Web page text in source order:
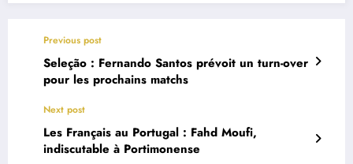
Previous post
Seleção : Fernando Santos prévoit un turn-over
pour les prochains matchs
Next post
Les Français au Portugal : Fahd Moufi,
indiscutable à Portimonense